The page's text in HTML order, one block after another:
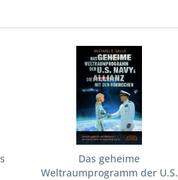
Das geheime
Weltraumprogramm der U.S.